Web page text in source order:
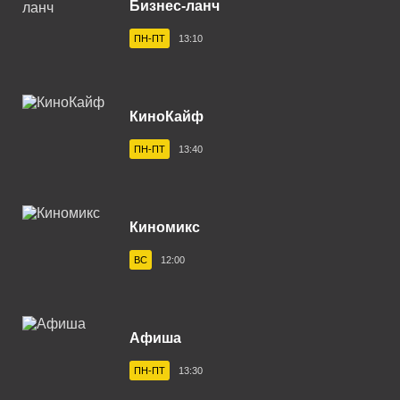
Владимир 102.9 FM
Волгоград 100.6 FM
Волгодонск 100.3 FM
Волхов 107.2 FM
Воркута 102.2 FM
Воткинск 94.1 FM
Вуктыл 100.3 FM
Бизнес-ланч
ПН-ПТ 13:10
КиноКайф
ПН-ПТ 13:40
Киномикс
ВС 12:00
Афиша
ПН-ПТ 13:30